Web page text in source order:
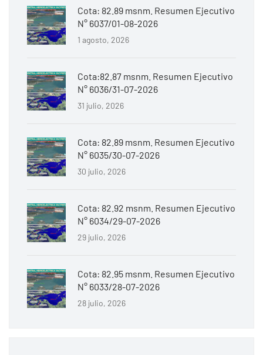
Cota: 82.89 msnm. Resumen Ejecutivo
N° 6037/01-08-2026
1 agosto, 2026
Cota:82.87 msnm. Resumen Ejecutivo
N° 6036/31-07-2026
31 julio, 2026
Cota: 82.89 msnm. Resumen Ejecutivo
N° 6035/30-07-2026
30 julio, 2026
Cota: 82.92 msnm. Resumen Ejecutivo
N° 6034/29-07-2026
29 julio, 2026
Cota: 82.95 msnm. Resumen Ejecutivo
N° 6033/28-07-2026
28 julio, 2026